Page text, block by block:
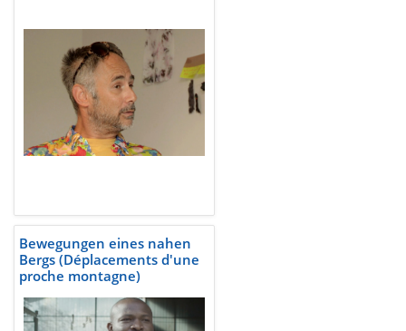
Bewegungen eines nahen
Bergs (Déplacements d'une
proche montagne)